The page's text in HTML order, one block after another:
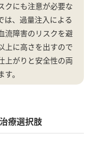
クにも注意が必要な
は、過量注入による
流障害のリスクを避
上に高さを出すので
上がりと安全性の両
。
療選択肢